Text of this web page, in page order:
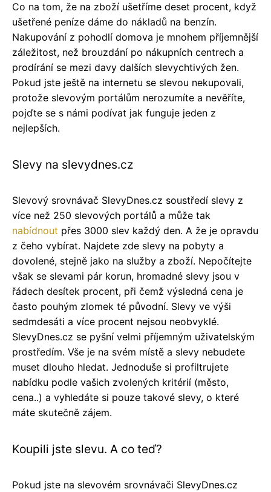
Co na tom, že na zboží ušetříme deset procent, když
ušetřené peníze dáme do nákladů na benzín.
Nakupování z pohodlí domova je mnohem příjemnější
záležitost, než brouzdání po nákupních centrech a
prodírání se mezi davy dalších slevychtivých žen.
Pokud jste ještě na internetu se slevou nekupovali,
protože slevovým portálům nerozumíte a nevěříte,
pojďte se s námi podívat jak funguje jeden z
nejlepších.
Slevy na slevydnes.cz
Slevový srovnávač SlevyDnes.cz soustředí slevy z
více než 250 slevových portálů a může tak
nabídnout přes 3000 slev každý den. A že je opravdu
z čeho vybírat. Najdete zde slevy na pobyty a
dovolené, stejně jako na služby a zboží. Nepočítejte
však se slevami pár korun, hromadné slevy jsou v
řádech desítek procent, při čemž výsledná cena je
často pouhým zlomek té původní. Slevy ve výši
sedmdesáti a více procent nejsou neobvyklé.
SlevyDnes.cz se pyšní velmi příjemným uživatelským
prostředím. Vše je na svém místě a slevy nebudete
muset dlouho hledat. Jednoduše si profiltrujete
nabídku podle vašich zvolených kritérií (město,
cena..) a vyhledáte si pouze takové slevy, o které
máte skutečně zájem.
Koupili jste slevu. A co teď?
Pokud jste na slevovém srovnávači SlevyDnes.cz